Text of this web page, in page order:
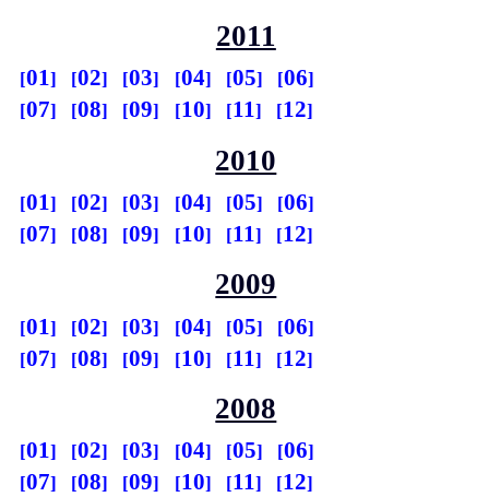
2011
01 02 03 04 05
06
07
08 09 10 11 12
2010
01 02 03 04 05
06
07
08 09 10 11 12
2009
01 02 03 04 05
06
07
08 09 10 11 12
2008
01 02 03 04 05
06
07
08 09 10 11 12